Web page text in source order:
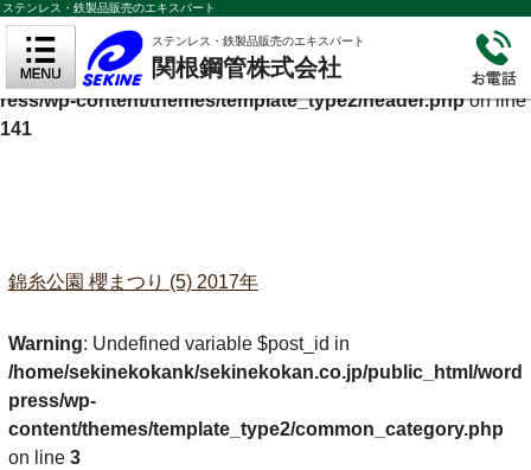
Warning
: Undefined variable $cf_description in
/home/sekinekokank/sekinekokan.co.jp/public_html/wordp
ress/wp-content/themes/template_type2/header.phpon line
141
ステンレス・鉄製品販売のエキスパート
ステンレス・鉄製品販売のエキスパート
関根鋼管株式会社
錦糸公園 櫻まつり (5) 2017年
Warning: Undefined variable $post_id in
/home/sekinekokank/sekinekokan.co.jp/public_html/word
press/wp-
content/themes/template_type2/common_category.php
on line 3